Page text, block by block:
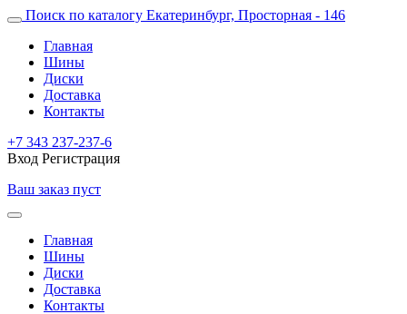
Поиск по каталогу Екатеринбург, Просторная - 146
Главная
Шины
Диски
Доставка
Контакты
+7 343 237-237-6
Вход Регистрация
Ваш заказ пуст
Главная
Шины
Диски
Доставка
Контакты